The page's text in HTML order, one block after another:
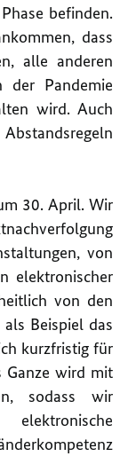
befinden.
dass
alle anderen
Pandemie
wird. Auch
30. April. Wir
von
elektronischer
von den
Beispiel das
kurzfristig für
Ganze wird mit
sodass wir